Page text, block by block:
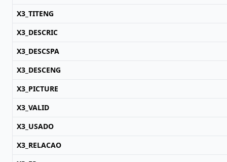
X3_TITENG
X3_DESCRIC
X3_DESCSPA
X3_DESCENG
X3_PICTURE
X3_VALID
X3_USADO
X3_RELACAO